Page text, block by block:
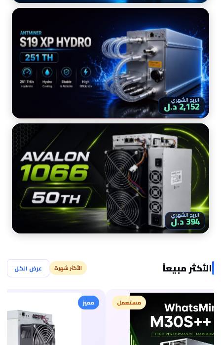
الربح الشهري
2,152 د.ل
الربح الشهري
394 د.ل
الأكثر مبيعاً الأكثر شهرة عرض الكل
مستعمل مميز